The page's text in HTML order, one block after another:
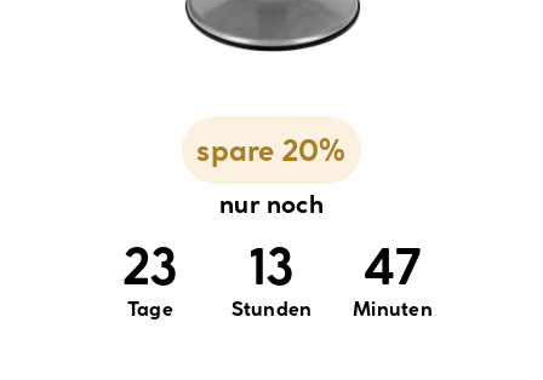
spare 20%
nur noch
23
Tage
13
Stunden
47
Minuten